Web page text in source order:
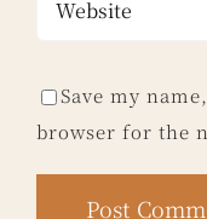
Save my
browser for the